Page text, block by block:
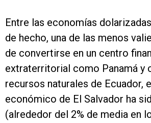
Entre las economías
de hecho, una de las menos
de convertirse en un centro
extraterritorial como Panamá y
recursos naturales de Ecuador,
económico de El Salvador ha
(alrededor del 2% de media en